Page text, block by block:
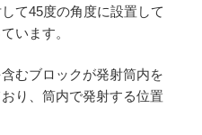
て45度の角度に設置して
います。
むブロックが発射筒内を
り、筒内で発射する位置